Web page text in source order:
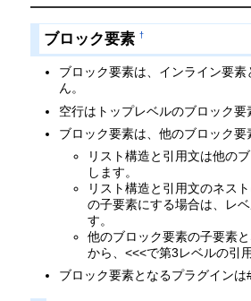
ブロック要素†
ブロック要素は、インライン要
ん。
空行はトップレベルのブロック
ブロック要素は、他のブロック要
リスト構造と引用文は他の
します。
リスト構造と引用文のネス
の子要素にする場合は、レ
す。
他のブロック要素の子要素
から、<<<で第3レベルの引
ブロック要素となるプラグインは